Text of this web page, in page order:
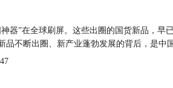
器”在全球刷屏。这些出圈的国货新品，
品不断出圈、新产业蓬勃发展的背后，是中